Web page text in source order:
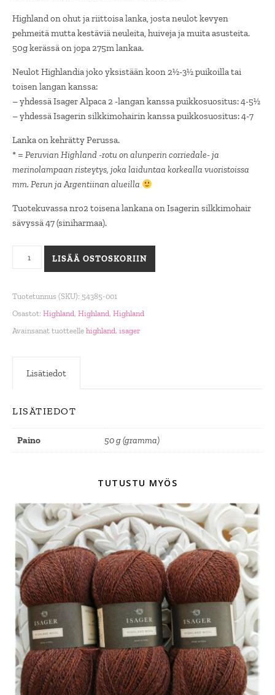
Highland on ohut ja riittoisa lanka, josta neulot kevyen
pehmeitä mutta kestäviä neuleita, huiveja ja muita asusteita.
50g kerässä on jopa 275m lankaa.
Neulot Highlandia joko yksistään koon 2½-3½ puikoilla tai
toisen langan kanssa:
– yhdessä Isager Alpaca 2 -langan kanssa puikkosuositus: 4-5½
– yhdessä Isagerin silkkimohairin kanssa puikkosuositus: 4-7
Lanka on kehrätty Perussa.
* = Peruvian Highland -rotu on alunperin corriedale- ja
merinolampaan risteytys, joka laiduntaa korkealla vuoristoissa
mm. Perun ja Argentiinan alueilla
Tuotekuvassa nro2 toisena lankana on Isagerin silkkimohair
sävyssä 47 (siniharmaa).
Highland, Charcoal määrä
LISÄÄ OSTOSKORIIN
Tuotetunnus (SKU): 54385-001
Osastot: Highland, Highland, Highland
Avainsanat tuotteelle highland, isager
Lisätiedot
LISÄTIEDOT
Paino 50 g (gramma)
TUTUSTU MYÖS